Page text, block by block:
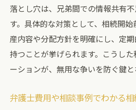
落とし穴は、兄弟間での情報共有
す。具体的な対策として、相続開
産内容や分配方針を明確にし、定
持つことが挙げられます。こうし
ーションが、無用な争いを防ぐ鍵と
弁護士費用や相談事例でわかる